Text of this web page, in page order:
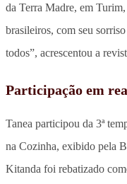
da Terra Madre, em
brasileiros, com seu
todos”, acrescentou a
Participação em
Tanea participou da 3ª
na Cozinha, exibido pela
Kitanda foi rebatizado